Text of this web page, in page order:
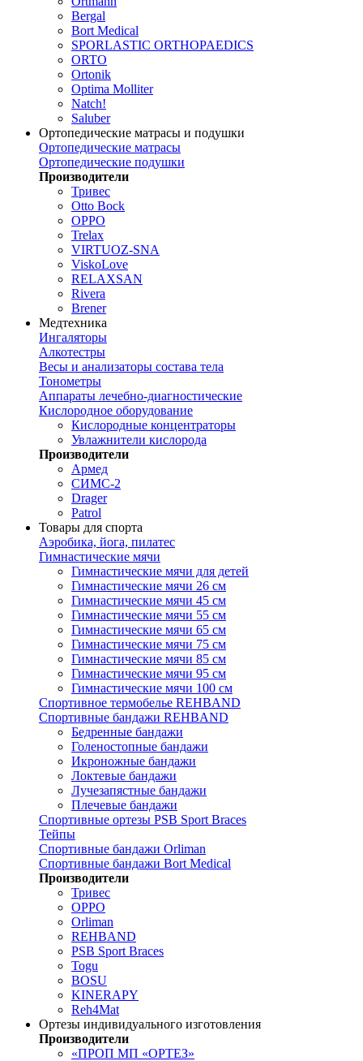
Bergal
Bort Medical
SPORLASTIC ORTHOPAEDICS
ORTO
Ortonik
Optima Molliter
Natch!
Saluber
Ортопедические матрасы и подушки
Ортопедические матрасы
Ортопедические подушки
Производители
Тривес
Otto Bock
OPPO
Trelax
VIRTUOZ-SNA
ViskoLove
RELAXSAN
Rivera
Brener
Медтехника
Ингаляторы
Алкотестры
Весы и анализаторы состава тела
Тонометры
Аппараты лечебно-диагностические
Кислородное оборудование
Кислородные концентраторы
Увлажнители кислорода
Производители
Армед
СИМС-2
Drager
Patrol
Товары для спорта
Аэробика, йога, пилатес
Гимнастические мячи
Гимнастические мячи для детей
Гимнастические мячи 26 см
Гимнастические мячи 45 см
Гимнастические мячи 55 см
Гимнастические мячи 65 см
Гимнастические мячи 75 см
Гимнастические мячи 85 см
Гимнастические мячи 95 см
Гимнастические мячи 100 см
Спортивное термобелье REHBAND
Спортивные бандажи REHBAND
Бедренные бандажи
Голеностопные бандажи
Икроножные бандажи
Локтевые бандажи
Лучезапястные бандажи
Плечевые бандажи
Спортивные ортезы PSB Sport Braces
Тейпы
Спортивные бандажи Orliman
Спортивные бандажи Bort Medical
Производители
Тривес
OPPO
Orliman
REHBAND
PSB Sport Braces
Togu
BOSU
KINERAPY
Reh4Mat
Ортезы индивидуального изготовления
Производители
«ПРОП МП «ОРТЕЗ»